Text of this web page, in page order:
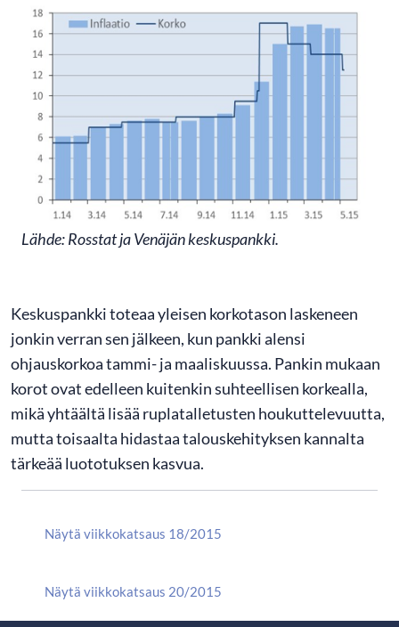
Lähde: Rosstat ja Venäjän keskuspankki.
Keskuspankki toteaa yleisen korkotason laskeneen
jonkin verran sen jälkeen, kun pankki alensi
ohjauskorkoa tammi- ja maaliskuussa. Pankin mukaan
korot ovat edelleen kuitenkin suhteellisen korkealla,
mikä yhtäältä lisää ruplatalletusten houkuttelevuutta,
mutta toisaalta hidastaa talouskehityksen kannalta
tärkeää luototuksen kasvua.
Näytä viikkokatsaus 18/2015
Näytä viikkokatsaus 20/2015